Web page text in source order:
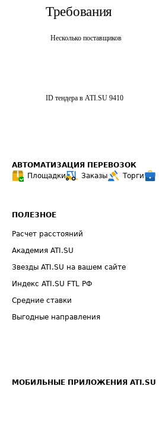
Требования
Несколько поставщиков
ID тендера в ATI.SU 9410
АВТОМАТИЗАЦИЯ ПЕРЕВОЗОК
Площадки
Заказы Торги
ПОЛЕЗНОЕ
Расчет расстояний
Академия ATI.SU
Звезды ATI.SU на вашем сайте
Индекс ATI.SU FTL РФ
Средние ставки
Выгодные направления
МОБИЛЬНЫЕ ПРИЛОЖЕНИЯ ATI.SU